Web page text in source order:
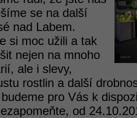
se na další
nad Labem.
si moc užili a tak
nejen na mnoho
ale i slevy,
rostlin a další
pro Vás k
od